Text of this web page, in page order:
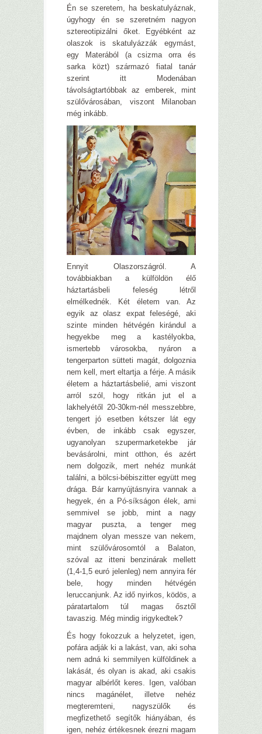
Én se szeretem, ha beskatulyáznak,
úgyhogy én se szeretném nagyon
sztereotipizálni őket. Egyébként az
olaszok is skatulyázzák egymást,
egy Materából (a csizma orra és
sarka közt) származó fiatal tanár
szerint itt Modenában
távolságtartóbbak az emberek, mint
szülővárosában, viszont Milanoban
még inkább.
Ennyit Olaszországról. A
továbbiakban a külföldön élő
háztartásbeli feleség létről
elmélkednék. Két életem van. Az
egyik az olasz expat feleségé, aki
szinte minden hétvégén kirándul a
hegyekbe meg a kastélyokba,
ismertebb városokba, nyáron a
tengerparton sütteti magát, dolgoznia
nem kell, mert eltartja a férje. A másik
életem a háztartásbelié, ami viszont
arról szól, hogy ritkán jut el a
lakhelyétől 20-30km-nél messzebbre,
tengert jó esetben kétszer lát egy
évben, de inkább csak egyszer,
ugyanolyan szupermarketekbe jár
bevásárolni, mint otthon, és azért
nem dolgozik, mert nehéz munkát
találni, a bölcsi-bébiszitter együtt meg
drága. Bár karnyújtásnyira vannak a
hegyek, én a Pó-síkságon élek, ami
semmivel se jobb, mint a nagy
magyar puszta, a tenger meg
majdnem olyan messze van nekem,
mint szülővárosomtól a Balaton,
szóval az itteni benzinárak mellett
(1,4-1,5 euró jelenleg) nem annyira fér
bele, hogy minden hétvégén
leruccanjunk. Az idő nyirkos, ködös, a
páratartalom túl magas ősztől
tavaszig. Még mindig irigykedtek?
És hogy fokozzuk a helyzetet, igen,
pofára adják ki a lakást, van, aki soha
nem adná ki semmilyen külföldinek a
lakását, és olyan is akad, aki csakis
magyar albérlőt keres. Igen, valóban
nincs magánélet, illetve nehéz
megteremteni, nagyszülők és
megfizethető segítők hiányában, és
igen, nehéz értékesnek érezni magam